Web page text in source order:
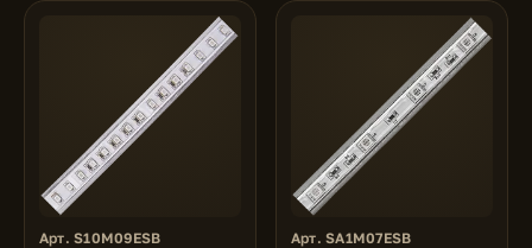
Арт. S10M09ESB Арт. SA1M07ESB